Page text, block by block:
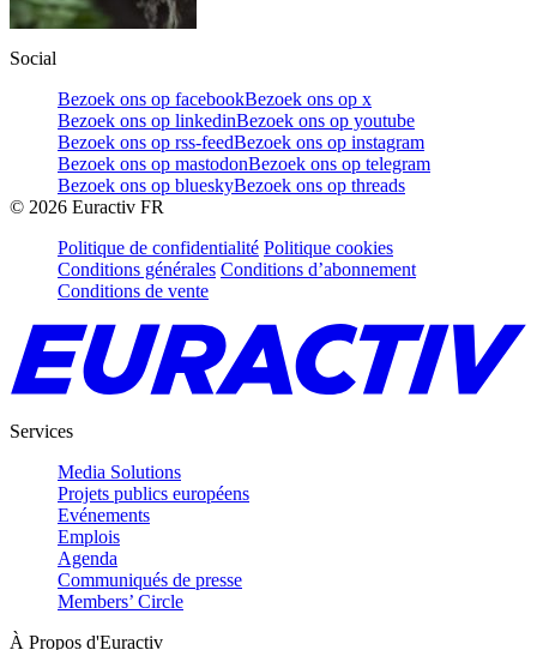
Social
Bezoek ons op facebookBezoek ons op x
Bezoek ons op linkedinBezoek ons op youtube
Bezoek ons op rss-feedBezoek ons op instagram
Bezoek ons op mastodonBezoek ons op telegram
Bezoek ons op blueskyBezoek ons op threads
© 2026 Euractiv FR
Politique de confidentialité Politique cookies
Conditions générales Conditions d’abonnement
Conditions de vente
Services
Media Solutions
Projets publics européens
Evénements
Emplois
Agenda
Communiqués de presse
Members’ Circle
À Propos d'Euractiv